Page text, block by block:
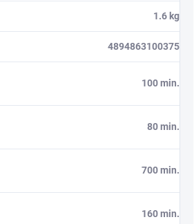
1.6 kg
4894863100375
100 min.
80 min.
700 min.
160 min.